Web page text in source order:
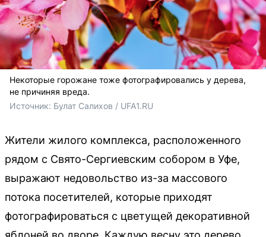
Некоторые горожане тоже фотографировались у дерева,
не причиняя вреда.
Источник: Булат Салихов / UFA1.RU
Жители жилого комплекса, расположенного
рядом с Свято-Сергиевским собором в Уфе,
выражают недовольство из-за массового
потока посетителей, которые приходят
фотографироваться с цветущей декоративной